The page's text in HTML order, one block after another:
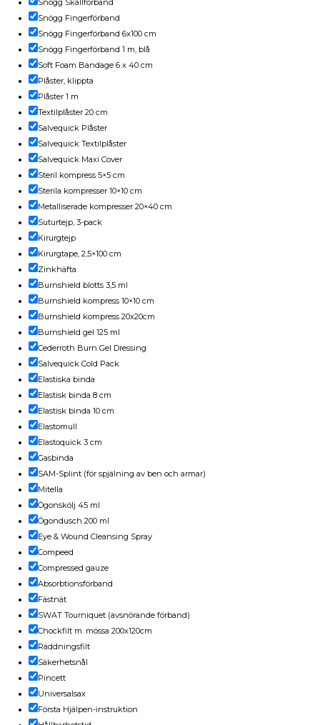
Snögg Skallförband
Snögg Fingerförband
Snögg Fingerförband 6x100 cm
Snögg Fingerförband 1 m, blå
Soft Foam Bandage 6 x 40 cm
Plåster, klippta
Plåster 1 m
Textilplåster 20 cm
Salvequick Plåster
Salvequick Textilplåster
Salvequick Maxi Cover
Steril kompress 5×5 cm
Sterila kompresser 10×10 cm
Metalliserade kompresser 20×40 cm
Suturtejp, 3-pack
Kirurgtejp
Kirurgtape, 2,5×100 cm
Zinkhäfta
Burnshield blotts 3,5 ml
Burnshield kompress 10×10 cm
Burnshield kompress 20x20cm
Burnshield gel 125 ml
Cederroth Burn Gel Dressing
Salvequick Cold Pack
Elastiska binda
Elastisk binda 8 cm
Elastisk binda 10 cm
Elastomull
Elastoquick 3 cm
Gasbinda
SAM-Splint (för spjälning av ben och armar)
Mitella
Ögonskölj 45 ml
Ögondusch 200 ml
Eye & Wound Cleansing Spray
Compeed
Compressed gauze
Absorbtionsförband
Fästnät
SWAT Tourniquet (avsnörande förband)
Chockfilt m. mössa 200x120cm
Räddningsfilt
Säkerhetsnål
Pincett
Universalsax
Första Hjälpen-instruktion